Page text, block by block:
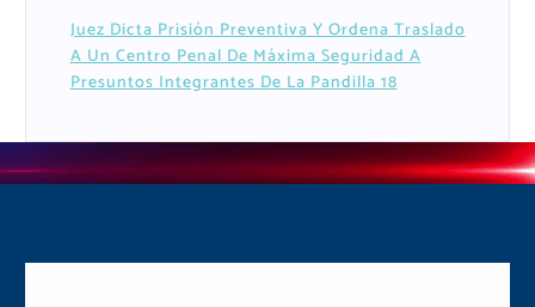
Juez Dicta Prisión Preventiva Y Ordena Traslado
A Un Centro Penal De Máxima Seguridad A
Presuntos Integrantes De La Pandilla 18